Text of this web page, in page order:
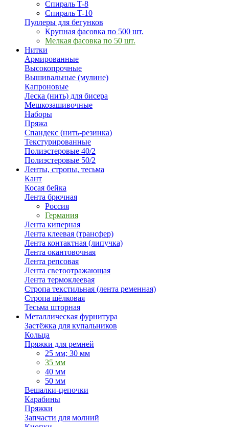
Спираль T-8
Спираль T-10
Пуллеры для бегунков
Крупная фасовка по 500 шт.
Мелкая фасовка по 50 шт.
Нитки
Армированные
Высокопрочные
Вышивальные (мулине)
Капроновые
Леска (нить) для бисера
Мешкозашивочные
Наборы
Пряжа
Спандекс (нить-резинка)
Текстурированные
Полиэстеровые 40/2
Полиэстеровые 50/2
Ленты, стропы, тесьма
Кант
Косая бейка
Лента брючная
Россия
Германия
Лента киперная
Лента клеевая (трансфер)
Лента контактная (липучка)
Лента окантовочная
Лента репсовая
Лента светоотражающая
Лента термоклеевая
Стропа текстильная (лента ременная)
Стропа шёлковая
Тесьма шторная
Металлическая фурнитура
Застёжка для купальников
Кольца
Пряжки для ремней
25 мм; 30 мм
35 мм
40 мм
50 мм
Вешалки-цепочки
Карабины
Пряжки
Запчасти для молний